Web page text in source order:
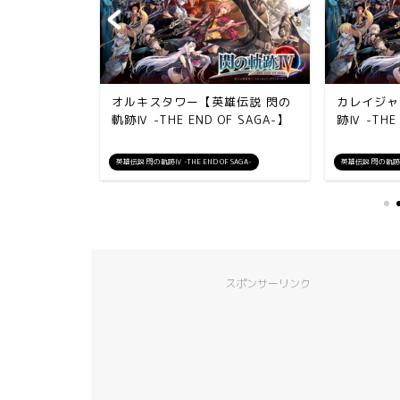
英雄伝説 閃の軌跡Ⅳ -THE END OF SAGA-
オルキスタワー【英雄伝説 閃の
軌跡Ⅳ -THE END OF SAGA-】
英雄伝説 閃の軌
カレイジ
跡Ⅳ -THE
スポンサーリンク